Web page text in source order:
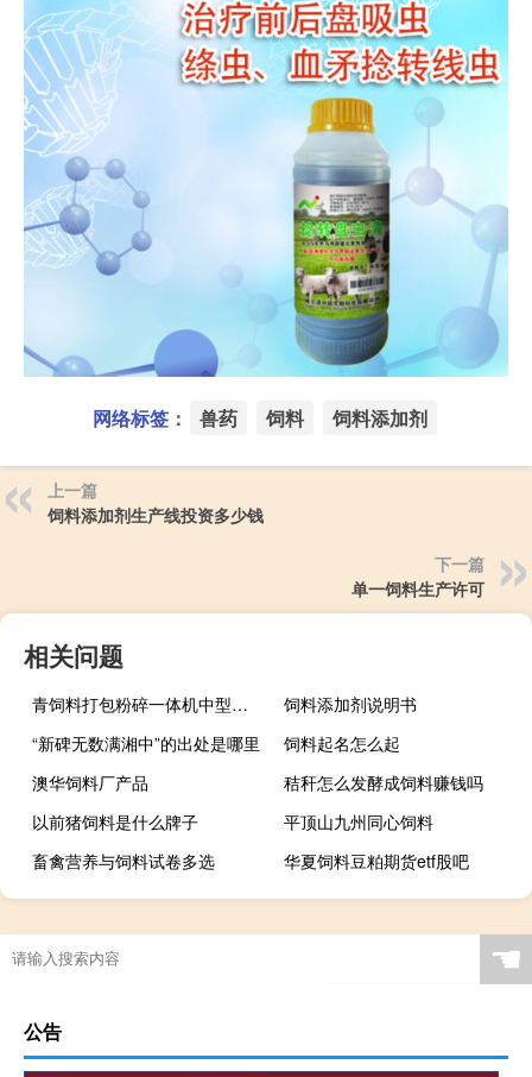
网络标签： 兽药 饲料 饲料添加剂
上一篇
饲料添加剂生产线投资多少钱
下一篇
单一饲料生产许可
相关问题
青饲料打包粉碎一体机中型多少钱一台中型
饲料添加剂说明书
“新碑无数满湘中”的出处是哪里
饲料起名怎么起
澳华饲料厂产品
秸秆怎么发酵成饲料赚钱吗
以前猪饲料是什么牌子
平顶山九州同心饲料
畜禽营养与饲料试卷多选
华夏饲料豆粕期货etf股吧
☚
公告